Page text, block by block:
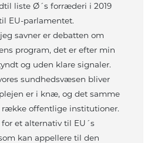
liste Ø´s forræderi i 2019
EU-parlamentet.
savner er debatten om
program, det er efter min
og uden klare signaler.
sundhedsvæsen bliver
er i knæ, og det samme
offentlige institutioner.
et alternativ til EU´s
kan appellere til den